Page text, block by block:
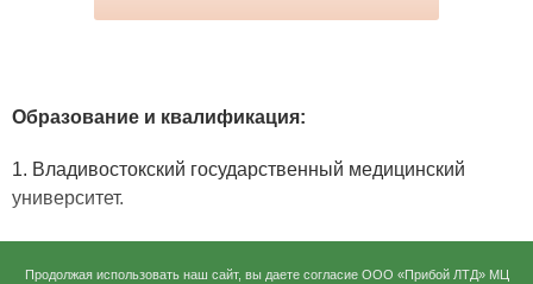
Образование и квалификация:
1. Владивостокский государственный медицинский
университет.
Продолжая использовать наш сайт, вы даете согласие ООО «Прибой ЛТД» МЦ